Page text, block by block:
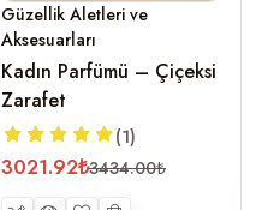
Güzellik Aletleri ve
Aksesuarları
Kadın Parfümü – Çiçeksi
Zarafet
(1)
3021.92₺3434.00₺